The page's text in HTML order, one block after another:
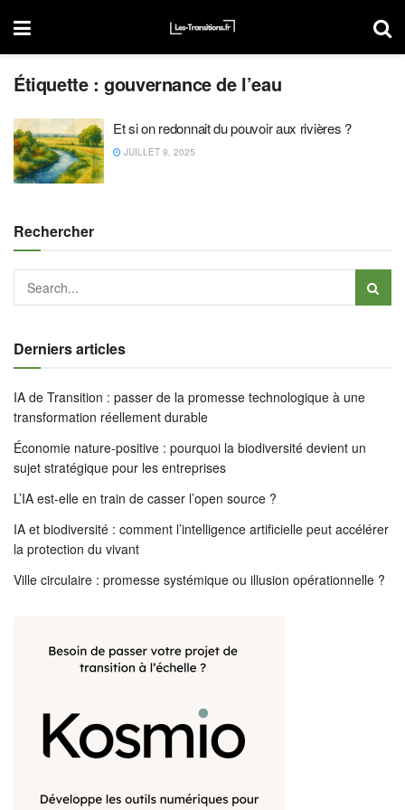
Étiquette :gouvernance de l’eau
Et si on redonnait du pouvoir aux rivières ?
JUILLET 9, 2025
Rechercher
Derniers articles
IA de Transition : passer de la promesse technologique à une
transformation réellement durable
Économie nature-positive : pourquoi la biodiversité devient un
sujet stratégique pour les entreprises
L’IA est-elle en train de casser l’open source ?
IA et biodiversité : comment l’intelligence artificielle peut accélérer
la protection du vivant
Ville circulaire : promesse systémique ou illusion opérationnelle ?